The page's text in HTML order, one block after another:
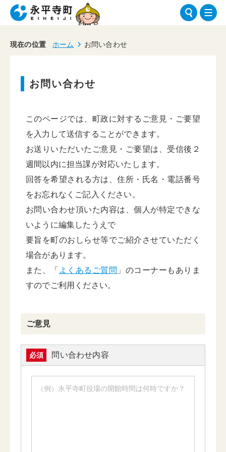
現在の位置 ホーム お問い合わせ
お問い合わせ
このページでは、町政に対するご意見・ご要望
を入力して送信することができます。
お送りいただいたご意見・ご要望は、受信後２
週間以内に担当課が対応いたします。
回答を希望される方は、住所・氏名・電話番号
をお忘れなくご記入ください。
お問い合わせ頂いた内容は、個人が特定できな
いように編集したうえで
要旨を町のおしらせ等でご紹介させていただく
場合があります。
また、「 よくあるご質問 」のコーナーもありま
すのでご利用ください。
ご意見
必須 問い合わせ内容